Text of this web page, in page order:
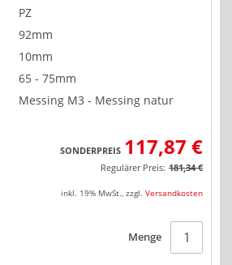
PZ
92mm
10mm
65 - 75mm
Messing M3 - Messing natur
SONDERPREIS 117,87 €
Regulärer Preis: 181,34 €
inkl. 19% MwSt., zzgl. Versandkosten
Menge